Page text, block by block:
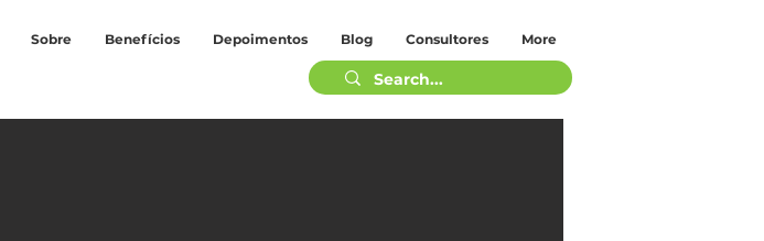
Sobre Benefícios Depoimentos Blog Consultores More